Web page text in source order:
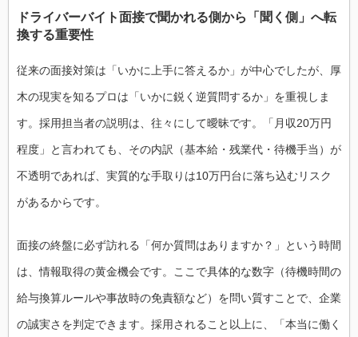
ドライバーバイト面接で聞かれる側から「聞く側」へ転
換する重要性
従来の面接対策は「いかに上手に答えるか」が中心でしたが、厚
木の現実を知るプロは「いかに鋭く逆質問するか」を重視しま
す。採用担当者の説明は、往々にして曖昧です。「月収20万円
程度」と言われても、その内訳（基本給・残業代・待機手当）が
不透明であれば、実質的な手取りは10万円台に落ち込むリスク
があるからです。
面接の終盤に必ず訪れる「何か質問はありますか？」という時間
は、情報取得の黄金機会です。ここで具体的な数字（待機時間の
給与換算ルールや事故時の免責額など）を問い質すことで、企業
の誠実さを判定できます。採用されること以上に、「本当に働く